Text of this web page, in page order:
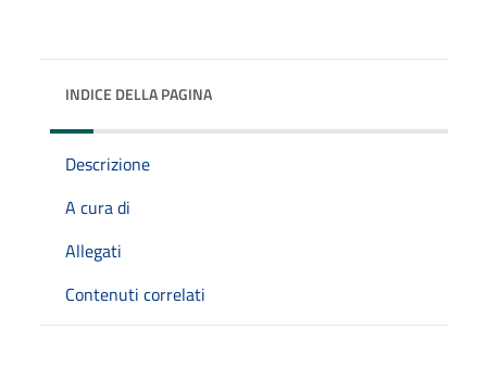
INDICE DELLA PAGINA
Descrizione
A cura di
Allegati
Contenuti correlati